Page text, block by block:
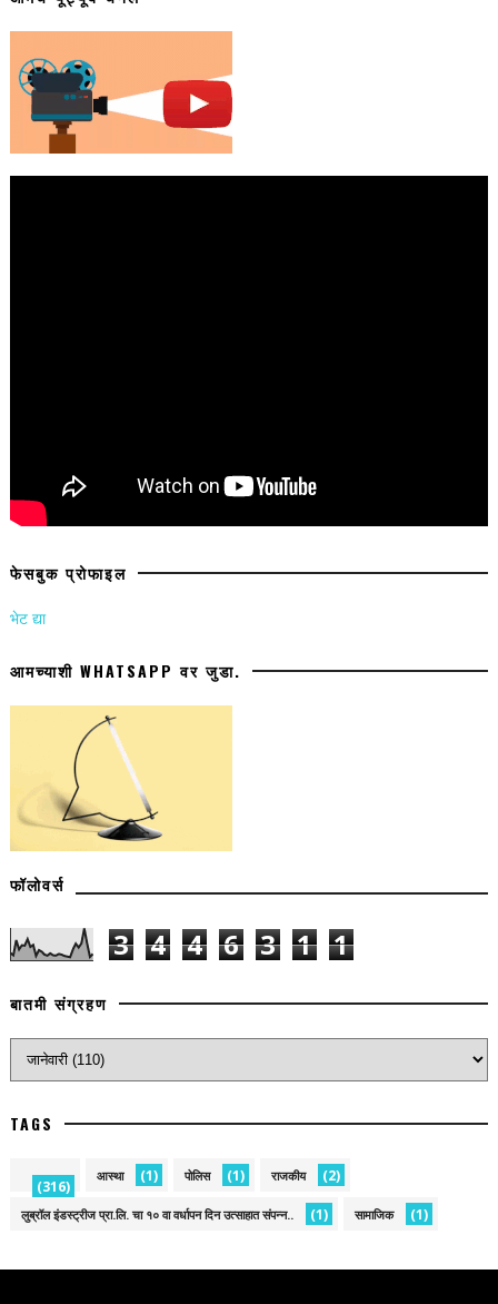
फेसबुक प्रोफाइल
भेट द्या
आमच्याशी WHATSAPP वर जुडा.
फॉलोवर्स
3 4 4 6 3 1 1
बातमी संग्रहण
TAGS
(316)
आस्था (1) पोलिस (1) राजकीय (2)
लुब्रॉल इंडस्ट्रीज प्रा.लि. चा १० वा वर्धापन दिन उत्साहात संपन्न.. (1) सामाजिक (1)